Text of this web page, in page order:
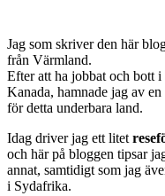
Jag som skriver den här
från Värmland.
Efter att ha jobbat och bott
Kanada, hamnade jag av
för detta underbara land.
Idag driver jag ett litet
och här på bloggen tipsar
annat, samtidigt som jag
i Sydafrika.